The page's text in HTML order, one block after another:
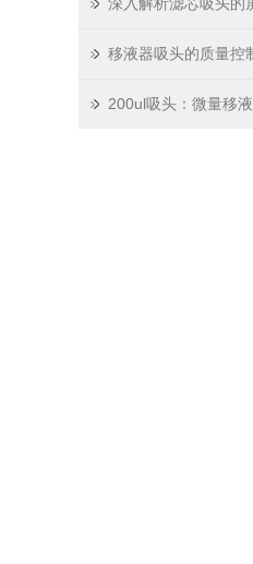
移液器吸头的质量控
200ul吸头：微量移